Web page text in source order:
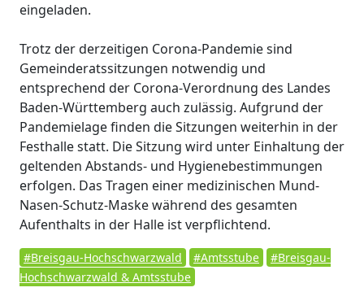
eingeladen.
Trotz der derzeitigen Corona-Pandemie sind
Gemeinderatssitzungen notwendig und
entsprechend der Corona-Verordnung des Landes
Baden-Württemberg auch zulässig. Aufgrund der
Pandemielage finden die Sitzungen weiterhin in der
Festhalle statt. Die Sitzung wird unter Einhaltung der
geltenden Abstands- und Hygienebestimmungen
erfolgen. Das Tragen einer medizinischen Mund-
Nasen-Schutz-Maske während des gesamten
Aufenthalts in der Halle ist verpflichtend.
#Breisgau-Hochschwarzwald #Amtsstube
#Breisgau-
Hochschwarzwald & Amtsstube